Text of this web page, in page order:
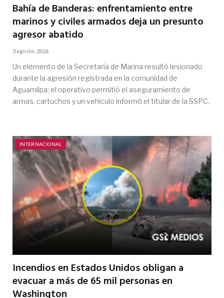
Bahía de Banderas: enfrentamiento entre
marinos y civiles armados deja un presunto
agresor abatido
3 agosto, 2026
Un elemento de la Secretaría de Marina resultó lesionado
durante la agresión registrada en la comunidad de
Aguamilpa; el operativo permitió el aseguramiento de
armas, cartuchos y un vehículo informó el titular de la SSPC.
INTERNACIONAL
Incendios en Estados Unidos obligan a
evacuar a más de 65 mil personas en
Washington